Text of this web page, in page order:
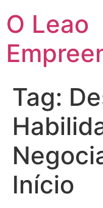
O Leao
Tag:
Início